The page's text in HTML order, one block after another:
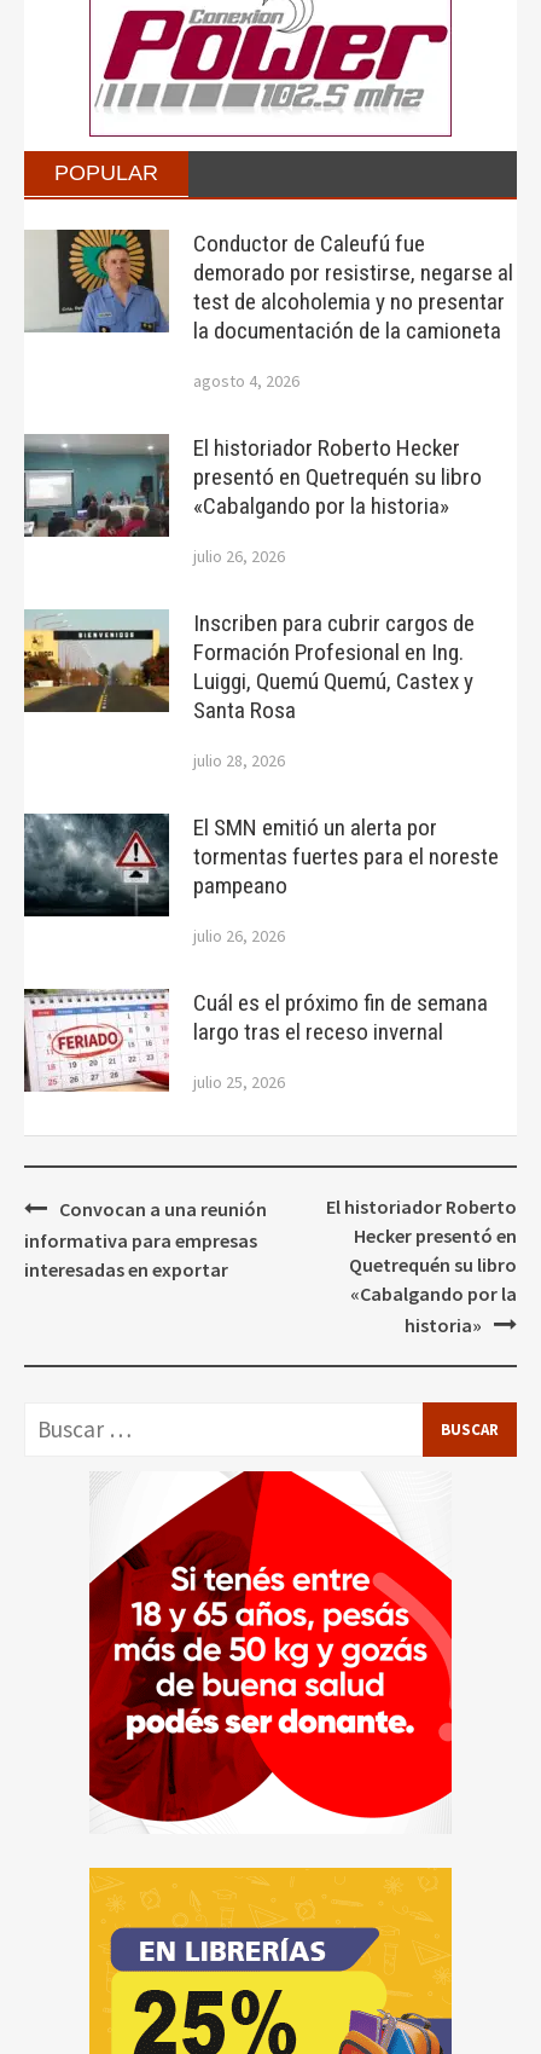
POPULAR
Conductor de Caleufú fue
demorado por resistirse, negarse al
test de alcoholemia y no presentar
la documentación de la camioneta
agosto 4, 2026
El historiador Roberto Hecker
presentó en Quetrequén su libro
«Cabalgando por la historia»
julio 26, 2026
Inscriben para cubrir cargos de
Formación Profesional en Ing.
Luiggi, Quemú Quemú, Castex y
Santa Rosa
julio 28, 2026
El SMN emitió un alerta por
tormentas fuertes para el noreste
pampeano
julio 26, 2026
Cuál es el próximo fin de semana
largo tras el receso invernal
julio 25, 2026
Navegación
de
entradas
Convocan a una reunión
informativa para empresas
interesadas en exportar
El historiador Roberto
Hecker presentó en
Quetrequén su libro
«Cabalgando por la
historia»
Buscar: